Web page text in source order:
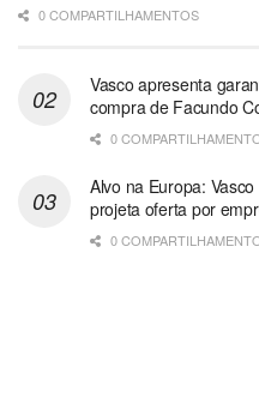
0 COMPARTILHAMENTOS
Vasco apresenta
compra de Facundo
0
Alvo na Europa:
projeta oferta por
0